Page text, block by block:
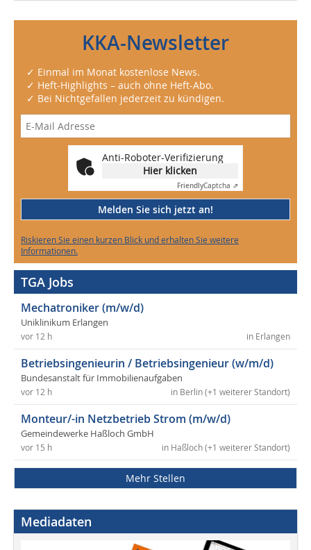
KKA-Newsletter
✓ Einmal im Monat kostenlose News.
✓ Heft-Highlights – auch ohne Heft-Abo.
✓ Bei Nichtgefallen jederzeit zu kündigen.
Anti-Roboter-Verifizierung
Hier klicken
FriendlyCaptcha ⇗
Melden Sie sich jetzt an!
Riskieren Sie einen kurzen Blick und erhalten Sie weitere
Informationen.
TGA Jobs
Mechatroniker (m/w/d)
Uniklinikum Erlangen
in Erlangen
vor 12 h
Betriebsingenieurin / Betriebsingenieur (w/m/d)
Bundesanstalt für Immobilienaufgaben
in Berlin (+1 weiterer Standort)
vor 12 h
Monteur/-in Netzbetrieb Strom (m/w/d)
Gemeindewerke Haßloch GmbH
in Haßloch (+1 weiterer Standort)
vor 15 h
Mehr Stellen
Mediadaten